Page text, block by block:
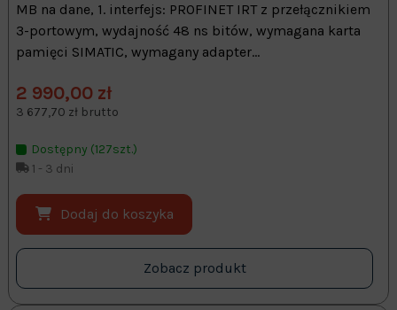
MB na dane, 1. interfejs: PROFINET IRT z przełącznikiem
3-portowym, wydajność 48 ns bitów, wymagana karta
pamięci SIMATIC, wymagany adapter...
2 990,00 zł
3 677,70 zł brutto
Dostępny (127szt.)
1 - 3 dni
Dodaj do koszyka
Zobacz produkt